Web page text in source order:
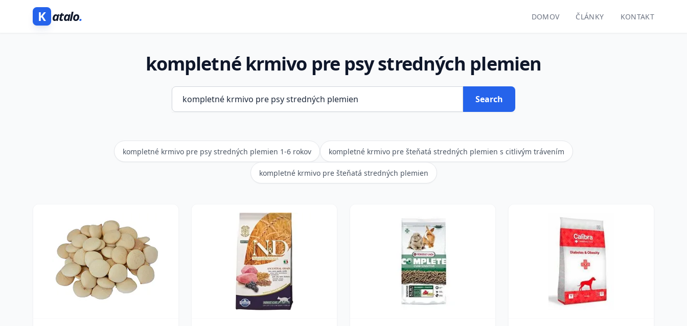
K atalo. DOMOV ČLÁNKY KONTAKT
kompletné krmivo pre psy stredných plemien
Search
kompletné krmivo pre psy stredných plemien 1-6 rokov kompletné krmivo pre šteňatá stredných plemien s citlivým trávením
kompletné krmivo pre šteňatá stredných plemien